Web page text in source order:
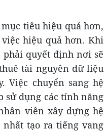
tiêu hiệu quả hơn,
hiệu quả hơn. Khi
phải quyết định nơi sẽ
tài nguyên dữ liệu
Việc chuyển sang hệ
sử dụng các tính năng
viên xây dựng hệ
tạo ra tiếng vang